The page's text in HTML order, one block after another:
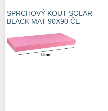
SPRCHOVÝ KOUT SOLAR
BLACK MAT 90X90 ČE